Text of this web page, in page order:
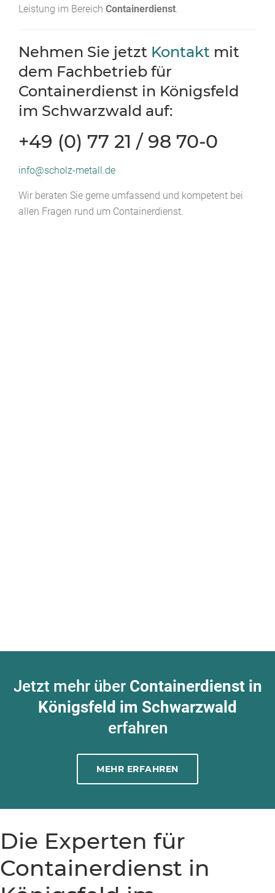
Leistung im Bereich Containerdienst.
Nehmen Sie jetzt Kontakt mit
dem Fachbetrieb für
Containerdienst in Königsfeld
im Schwarzwald auf:
+49 (0) 77 21 / 98 70-0
info@scholz-metall.de
Wir beraten Sie gerne umfassend und kompetent bei
allen Fragen rund um Containerdienst.
Jetzt mehr über Containerdienst in
Königsfeld im Schwarzwald
erfahren
MEHR ERFAHREN
Die Experten für
Containerdienst in